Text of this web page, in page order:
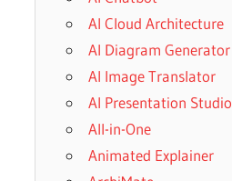
AI Cloud Architecture
AI Diagram Generator
AI Image Translator
AI Presentation Studio
All-in-One
Animated Explainer